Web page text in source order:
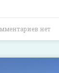
нет